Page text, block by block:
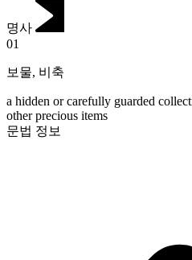
명사
01
보물, 비축
a hidden or carefully guarded
other precious items
문법 정보